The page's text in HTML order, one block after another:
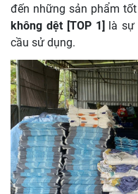
đến những sản phẩm
không dệt [TOP 1] là sự
cầu sử dụng.